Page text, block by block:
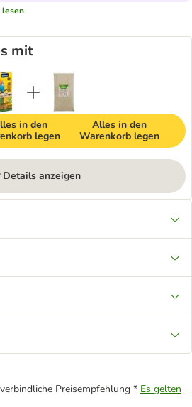
lesen
mit
in den
legen
Alles in den
Warenkorb legen
Details anzeigen
Preisempfehlung * Es gelten